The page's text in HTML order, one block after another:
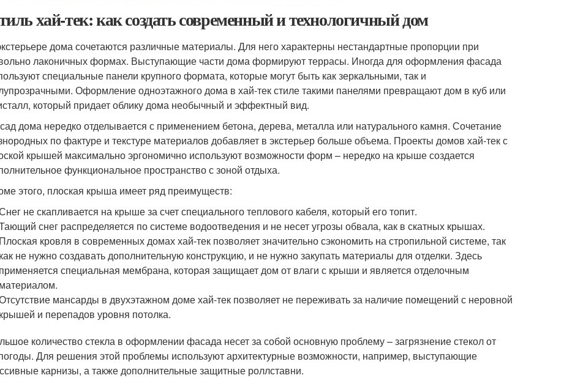
хай-тек: как создать современный и технологичный дом
дома сочетаются различные материалы. Для него характерны нестандартные пропорции при
лаконичных формах. Выступающие части дома формируют террасы. Иногда для оформления фасада
специальные панели крупного формата, которые могут быть как зеркальными, так и
Оформление одноэтажного дома в хай-тек стиле такими панелями превращают дом в куб или
который придает облику дома необычный и эффектный вид.
дома нередко отделывается с применением бетона, дерева, металла или натурального камня. Сочетание
по фактуре и текстуре материалов добавляет в экстерьер больше объема. Проекты домов хай-тек с
крышей максимально эргономично используют возможности форм – нередко на крыше создается
функциональное пространство с зоной отдыха.
этого, плоская крыша имеет ряд преимуществ:
не скапливается на крыше за счет специального теплового кабеля, который его топит.
снег распределяется по системе водоотведения и не несет угрозы обвала, как в скатных крышах.
Плоская кровля в современных домах хай-тек позволяет значительно сэкономить на стропильной системе, так
как не нужно создавать дополнительную конструкцию, и не нужно закупать материалы для отделки. Здесь
применяется специальная мембрана, которая защищает дом от влаги с крыши и является отделочным
материалом.
мансарды в двухэтажном доме хай-тек позволяет не переживать за наличие помещений с неровной
крышей и перепадов уровня потолка.
количество стекла в оформлении фасада несет за собой основную проблему – загрязнение стекол от
Для решения этой проблемы используют архитектурные возможности, например, выступающие
карнизы, а также дополнительные защитные роллставни.